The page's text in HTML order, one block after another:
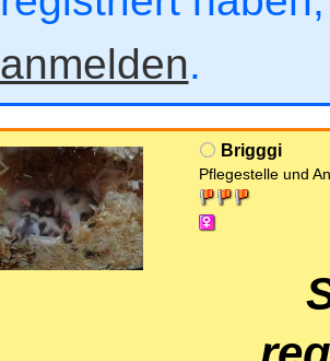
anmelden.
Brigggi
Pflegestelle und